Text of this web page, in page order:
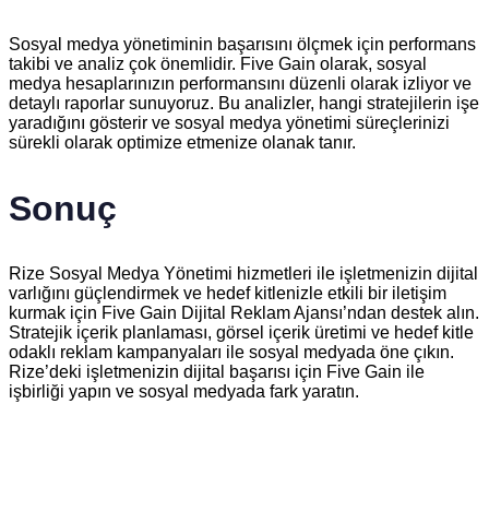
Sosyal medya yönetiminin başarısını ölçmek için performans
takibi ve analiz çok önemlidir. Five Gain olarak, sosyal
medya hesaplarınızın performansını düzenli olarak izliyor ve
detaylı raporlar sunuyoruz. Bu analizler, hangi stratejilerin işe
yaradığını gösterir ve sosyal medya yönetimi süreçlerinizi
sürekli olarak optimize etmenize olanak tanır.
Sonuç
Rize Sosyal Medya Yönetimi hizmetleri ile işletmenizin dijital
varlığını güçlendirmek ve hedef kitlenizle etkili bir iletişim
kurmak için Five Gain Dijital Reklam Ajansı’ndan destek alın.
Stratejik içerik planlaması, görsel içerik üretimi ve hedef kitle
odaklı reklam kampanyaları ile sosyal medyada öne çıkın.
Rize’deki işletmenizin dijital başarısı için Five Gain ile
işbirliği yapın ve sosyal medyada fark yaratın.